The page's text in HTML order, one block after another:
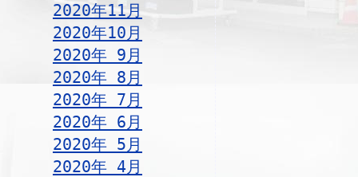
2020年11月
2020年10月
2020年 9月
2020年 8月
2020年 7月
2020年 6月
2020年 5月
2020年 4月